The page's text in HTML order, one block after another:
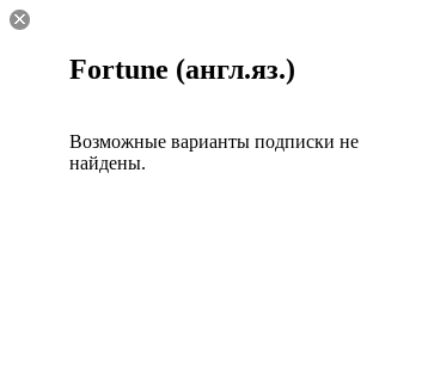
Fortune (англ.яз.)
Возможные варианты подписки не
найдены.